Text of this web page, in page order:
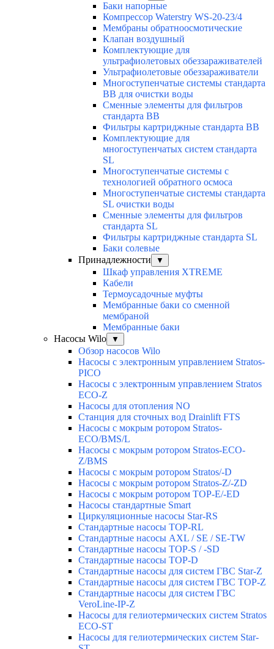
Баки напорные
Компрессор Waterstry WS-20-23/4
Мембраны обратноосмотические
Клапан воздушный
Комплектующие для
ультрафиолетовых обеззараживателей
Ультрафиолетовые обеззараживатели
Многоступенчатые системы стандарта
BB для очистки воды
Сменные элементы для фильтров
стандарта BB
Фильтры картриджные стандарта BB
Комплектующие для
многоступенчатых систем стандарта
SL
Многоступенчатые системы с
технологией обратного осмоса
Многоступенчатые системы стандарта
SL очистки воды
Cменные элементы для фильтров
стандарта SL
Фильтры картриджные стандарта SL
Баки солевые
Принадлежности
▼
Шкаф управления XTREME
Кабели
Термоусадочные муфты
Мембранные баки со сменной
мембраной
Мембранные баки
Насосы Wilo
▼
Обзор насосов Wilo
Насосы с электронным управлением Stratos-
PICO
Насосы с электронным управлением Stratos
ECO-Z
Насосы для отопления NO
Станция для сточных вод Drainlift FTS
Насосы с мокрым ротором Stratos-
ECO/BMS/L
Насосы с мокрым ротором Stratos-ECO-
Z/BMS
Насосы с мокрым ротором Stratos/-D
Насосы с мокрым ротором Stratos-Z/-ZD
Насосы с мокрым ротором TOP-E/-ED
Насосы стандартные Smart
Циркуляционные насосы Star-RS
Стандартные насосы TOP-RL
Стандартные насосы AXL / SE / SE-TW
Стандартные насосы TOP-S / -SD
Стандартные насосы TOP-D
Стандартные насосы для систем ГВС Star-Z
Стандартные насосы для систем ГВС TOP-Z
Стандартные насосы для систем ГВС
VeroLine-IP-Z
Насосы для гелиотермических систем Stratos
ECO-ST
Насосы для гелиотермических систем Star-